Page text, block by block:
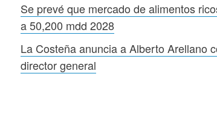
Se prevé que mercado de alimentos
a 50,200 mdd 2028
La Costeña anuncia a Alberto Arellano
director general